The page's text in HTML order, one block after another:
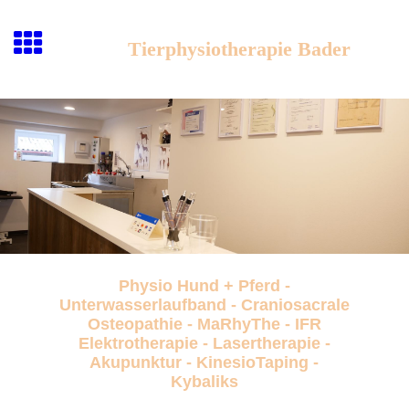
Tierphysiotherapie Bader
Physio Hund + Pferd -
Unterwasserlaufband - Craniosacrale
Osteopathie - MaRhyThe - IFR
Elektrotherapie - Lasertherapie -
Akupunktur - KinesioTaping -
Kybaliks